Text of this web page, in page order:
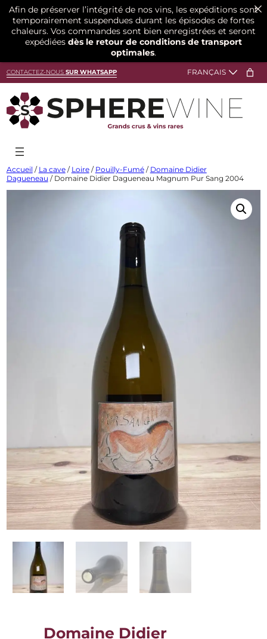
au
CONTACTEZ-NOUS SUR WHATSAPP
Accueil / La cave/ Loire/ Pouilly-Fumé/ Domaine Didier
Dagueneau / Domaine Didier Dagueneau Magnum Pur Sang 2004
Domaine Didier
Afin de préserver l’intégrité de nos vins, les expéditions sont
temporairement suspendues durant les épisodes de fortes
chaleurs. Vos commandes sont bien enregistrées et seront
expédiées dès le retour de conditions de transport
optimales.